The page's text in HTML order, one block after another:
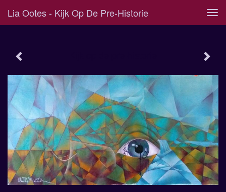
Lia Ootes - Kijk Op De Pre-Historie